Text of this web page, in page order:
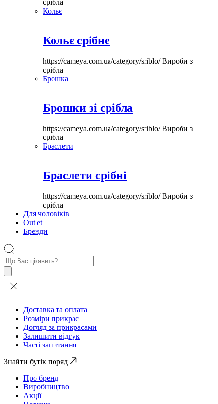
срібла
Кольє
Кольє срібне
https://cameya.com.ua/category/sriblo/Вироби з
срібла
Брошка
Брошки зі срібла
https://cameya.com.ua/category/sriblo/Вироби з
срібла
Браслети
Браслети срібні
https://cameya.com.ua/category/sriblo/Вироби з
срібла
Для чоловіків
Outlet
Бренди
Пошук
товарів
Доставка та оплата
Розміри прикрас
Догляд за прикрасами
Залишити відгук
Часті запитання
Знайти бутік поряд
Про бренд
Виробництво
Акції